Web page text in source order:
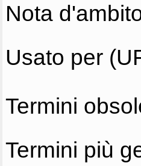
Nota
Usato per
Termini
Termini più